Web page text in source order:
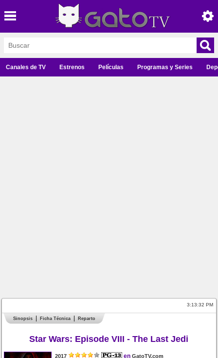
Canales de TV Estrenos Películas Programas y Series
3:13:32 PM
Sinopsis Ficha Técnica Reparto
Star Wars: Episode VIII - The Last Jedi
2017 en GatoTV.com